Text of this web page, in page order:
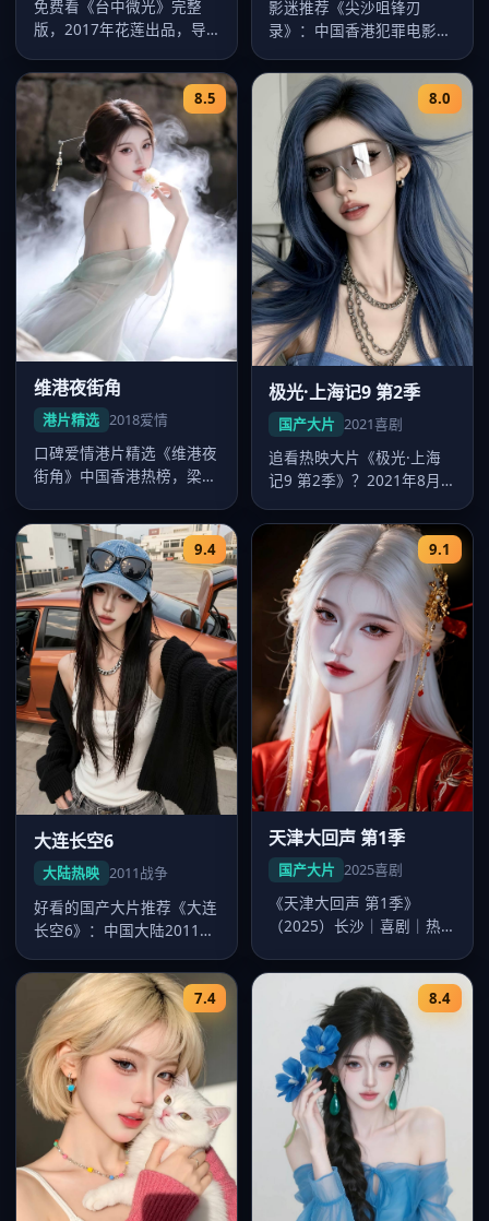
免费看《台中微光》完整
版，2017年花莲出品，导
淇、桂纶…
影迷推荐《尖沙咀锋刃
录》：中国香港犯罪电影，
月7…
8.5
维港夜街角
港片精选 2018爱情
口碑爱情港片精选《维港夜
街角》中国香港热榜，梁朝
宇森调度…
8.0
极光·上海记9 第2季
国产大片 2021喜剧
追看热映大片《极光·上海
记9 第2季》？2021年8月
9.4
大连长空6
大陆热映 2011战争
好看的国产大片推荐《大连
长空6》：中国大陆2011年
沁领…
9.1
天津大回声 第1季
国产大片 2025喜剧
《天津大回声 第1季》
（2025）长沙｜喜剧｜热
腾、易烊…
7.4 8.4